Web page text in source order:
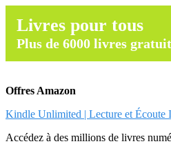
Livres pour tous
Plus de 6000 livres
Offres Amazon
Kindle Unlimited | Lecture et Écoute
Accédez à des millions de livres